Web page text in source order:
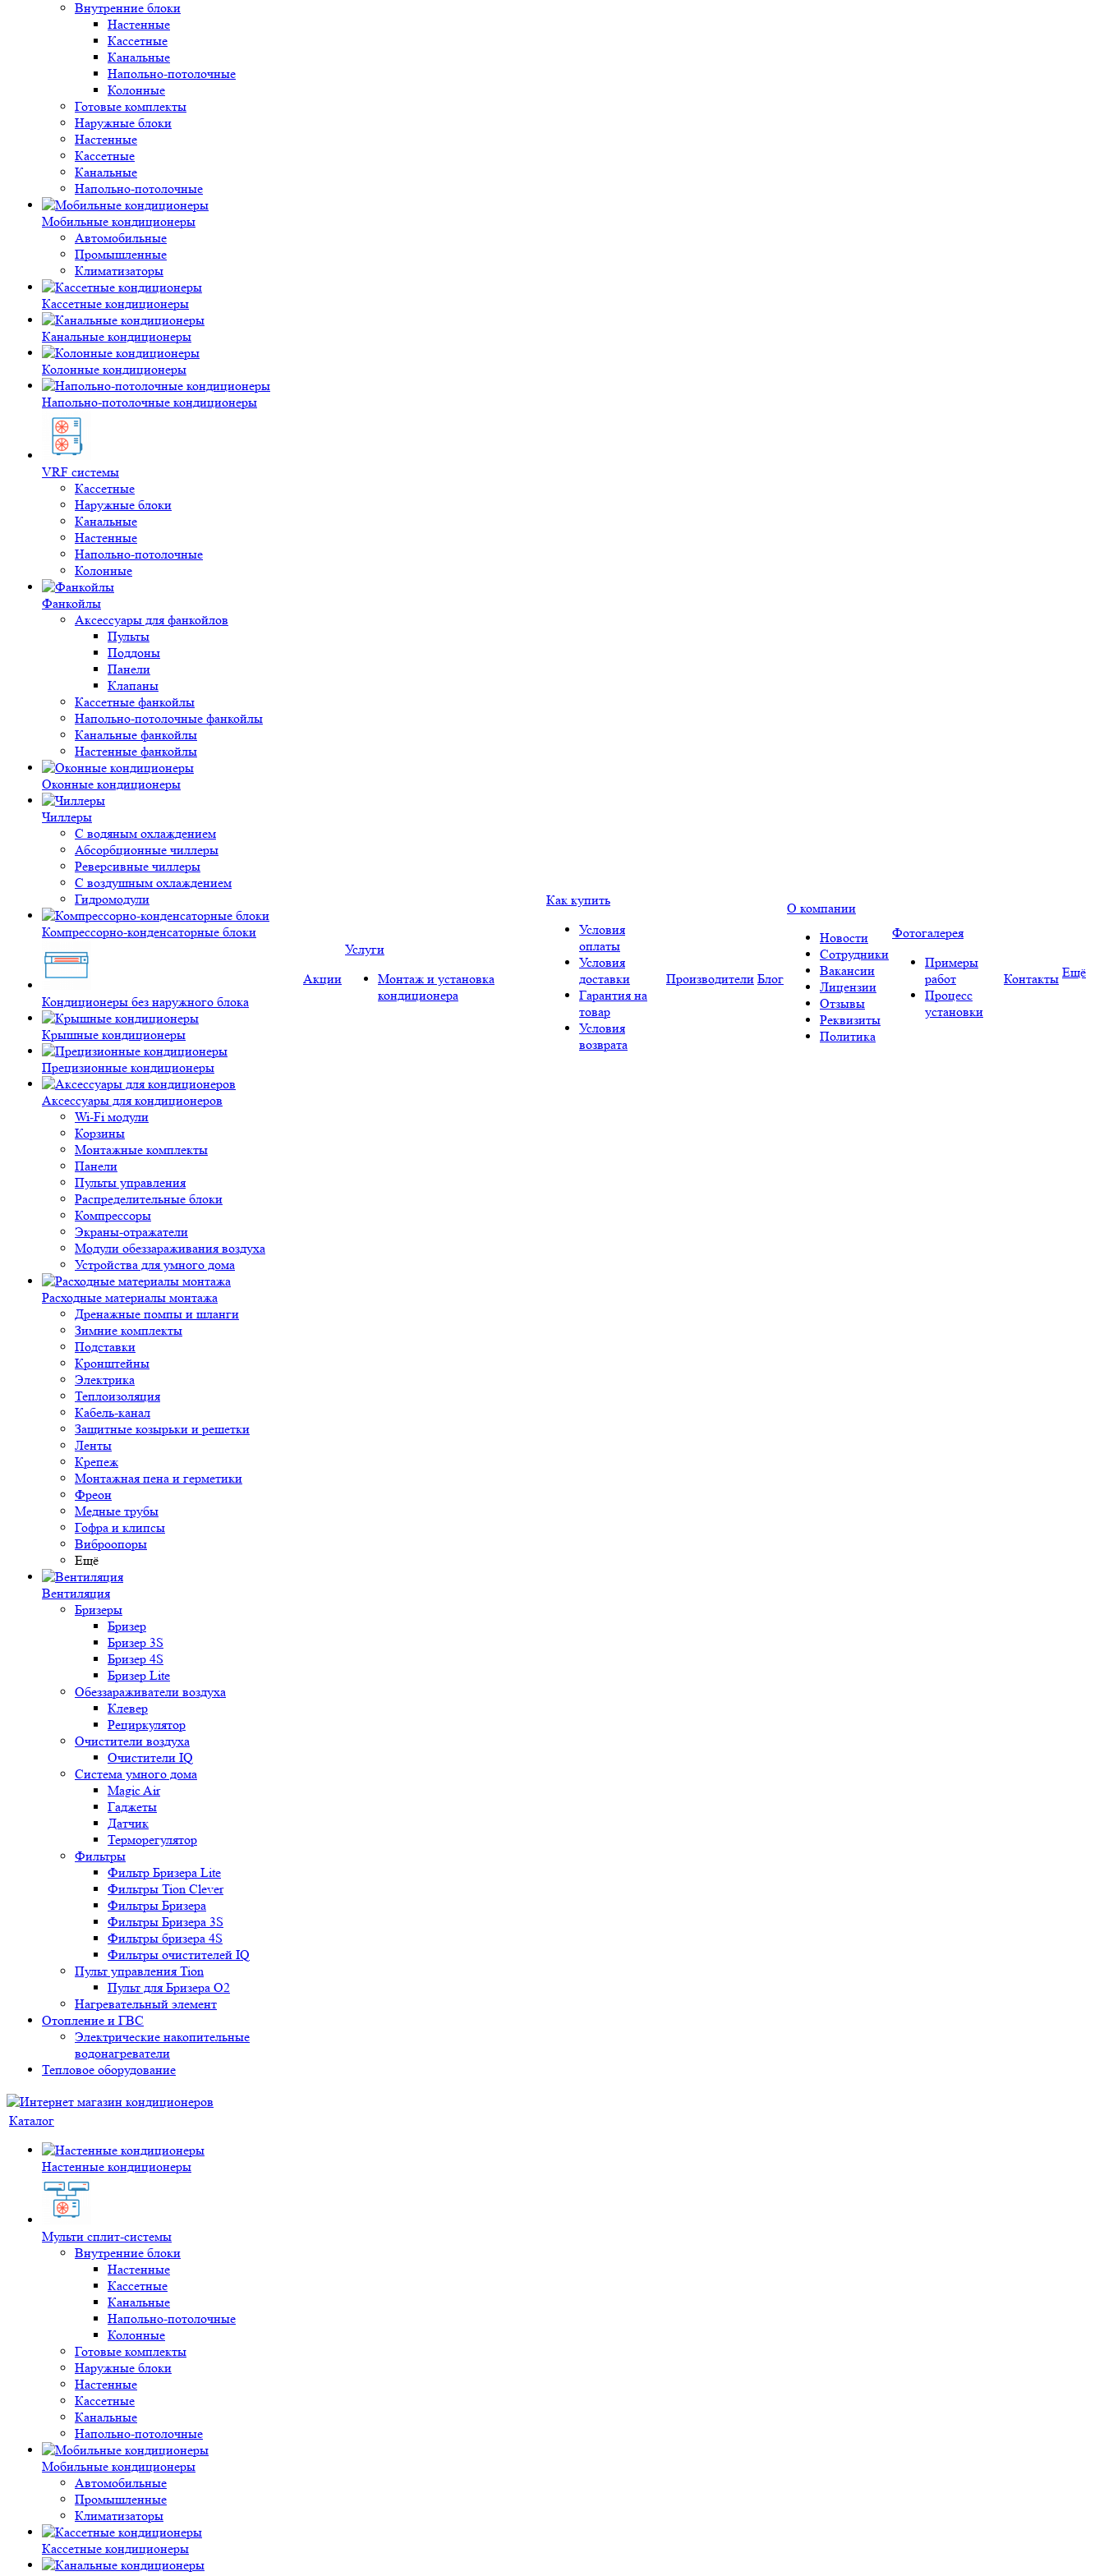
Внутренние блоки
Настенные
Кассетные
Канальные
Напольно-потолочные
Колонные
Готовые комплекты
Наружные блоки
Настенные
Кассетные
Канальные
Напольно-потолочные
Мобильные кондиционеры
Автомобильные
Промышленные
Климатизаторы
Кассетные кондиционеры
Канальные кондиционеры
Колонные кондиционеры
Напольно-потолочные кондиционеры
VRF системы
Кассетные
Наружные блоки
Канальные
Настенные
Напольно-потолочные
Колонные
Фанкойлы
Аксессуары для фанкойлов
Пульты
Поддоны
Панели
Клапаны
Кассетные фанкойлы
Напольно-потолочные фанкойлы
Канальные фанкойлы
Настенные фанкойлы
Оконные кондиционеры
Чиллеры
С водяным охлаждением
Абсорбционные чиллеры
Реверсивные чиллеры
С воздушным охлаждением
Гидромодули
Компрессорно-конденсаторные блоки
Кондиционеры без наружного блока
Крышные кондиционеры
Прецизионные кондиционеры
Аксессуары для кондиционеров
Wi-Fi модули
Корзины
Монтажные комплекты
Панели
Пульты управления
Распределительные блоки
Компрессоры
Экраны-отражатели
Модули обеззараживания воздуха
Устройства для умного дома
Расходные материалы монтажа
Дренажные помпы и шланги
Зимние комплекты
Подставки
Кронштейны
Электрика
Теплоизоляция
Кабель-канал
Защитные козырьки и решетки
Ленты
Крепеж
Монтажная пена и герметики
Фреон
Медные трубы
Гофра и клипсы
Виброопоры
Ещё
Вентиляция
Бризеры
Бризер
Бризер 3S
Бризер 4S
Бризер Lite
Обеззараживатели воздуха
Клевер
Рециркулятор
Очистители воздуха
Очистители IQ
Система умного дома
Magic Air
Гаджеты
Датчик
Терморегулятор
Фильтры
Фильтр Бризера Lite
Фильтры Tion Clever
Фильтры Бризера
Фильтры Бризера 3S
Фильтры бризера 4S
Фильтры очистителей IQ
Пульт управления Tion
Пульт для Бризера O2
Нагревательный элемент
Отопление и ГВС
Электрические накопительные
водонагреватели
Тепловое оборудование
Акции
Услуги
Монтаж и установка
кондиционера
Как купить
Условия
оплаты
Условия
доставки
Гарантия на
товар
Условия
возврата
Производители Блог
О компании
Новости
Сотрудники
Вакансии
Лицензии
Отзывы
Реквизиты
Политика
Фотогалерея
Примеры
работ
Процесс
установки
Контакты Ещё
Каталог
Настенные кондиционеры
Мульти сплит-системы
Внутренние блоки
Настенные
Кассетные
Канальные
Напольно-потолочные
Колонные
Готовые комплекты
Наружные блоки
Настенные
Кассетные
Канальные
Напольно-потолочные
Мобильные кондиционеры
Автомобильные
Промышленные
Климатизаторы
Кассетные кондиционеры